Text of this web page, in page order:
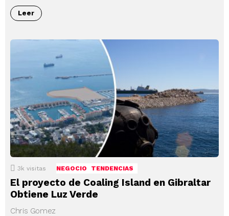
Leer
3k visitas NEGOCIO TENDENCIAS
El proyecto de Coaling Island en Gibraltar
Obtiene Luz Verde
Chris Gomez